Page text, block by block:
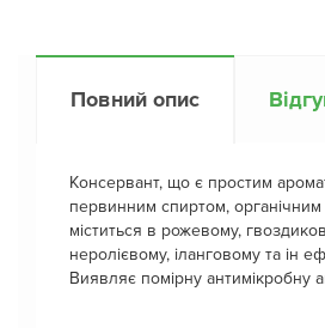
Повний опис
Консервант, що є простим
первинним спиртом,
міститься в рожевому,
неролієвому, іланговому та ін
Виявляє помірну антимікробну